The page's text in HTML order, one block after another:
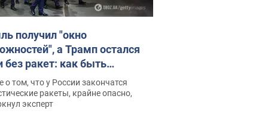
получил "окно
а Трамп остался
без ракет: как быть
Интервью с Мельником
о том, что у России закончатся
ракеты, крайне опасно,
эксперт